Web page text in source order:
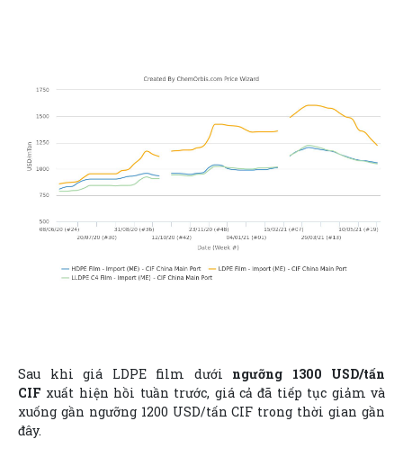
Sau khi giá LDPE film dưới ngưỡng 1300 USD/tấn
CIF xuất hiện hồi tuần trước, giá cả đã tiếp tục giảm và
xuống gần ngưỡng 1200 USD/tấn CIF trong thời gian gần
đây.